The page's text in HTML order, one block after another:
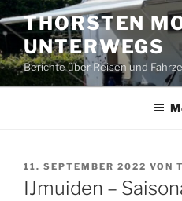
Zum
Inhalt
springen
THORSTEN
UNTERWEGS
Berichte über Reisen und
VERÖFFENTLICHT
AM
11. SEPTEMBER 2022 VON
IJmuiden –